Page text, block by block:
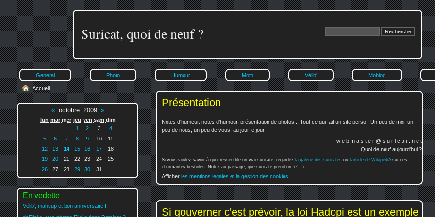
Suricat, quoi de neuf ?
General Photo Humour Moto Vélib' Moblog
Présentation
Notes d'humeur, notes d'humour, présentation de photos... Tout ce qui fait un site perso ! Un peu de moi, un
peu de nous, un peu de vous, au jour le jour.
w e b m a s t e r @ s u r i c a t . n e t
Quoi de neuf aujourd'hui ?
Si vous voulez savoir à quoi ressemble un vrai suricate, regardez la galerie des suricates ou l'article de WikipediAsur ces
charmantes bestioles. Notez au passage, que suricate prend un "e" :-)
Afficher les mentions legales et la gestion des cookies
Si gouverner c'est prévoir, la loi Hadopi est un exemple
Accueil
«octobre 2009 »
lun mar mer jeu ven sam dim
1
2 3
4
5
6 7 8 9 10
11
12
13 14 15 16 17
18
19
20 21 22 23 24
25
26
27 28 29 30 31
En vedette
Vélib', mahsup et bon anniversaire !